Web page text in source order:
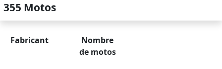
355 Motos
Fabricant
Nombre
de motos